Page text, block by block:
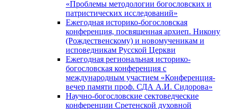
«Проблемы методологии богословских и
патристических исследований»
Ежегодная историко-богословская
конференция, посвященная архиеп. Никону
(Рождественскому) и новомученикам и
исповедникам Русской Церкви
Ежегодная региональная историко-
богословская конференция с
международным участием «Конференция-
вечер памяти проф. СДА А.И. Сидорова»
Научно-богословские сектоведческие
конференции Сретенской духовной